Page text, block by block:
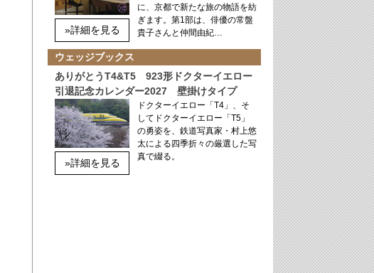
»詳細を見る
に、京都で新たな旅の物語を紡
ぎます。第1部は、俳優の常盤
貴子さんと仲間由紀…
ウェッジブックス
ありがとうT4&T5 923形ドクターイエロー
引退記念カレンダー2027 壁掛けタイプ
»詳細を見る
ドクターイエロー「T4」、そ
してドクターイエロー「T5」
の勇姿を、鉄道写真家・村上悠
太による四季折々の厳選した写
真で綴る。